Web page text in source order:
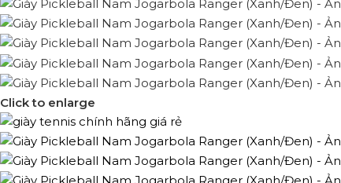
Click to enlarge